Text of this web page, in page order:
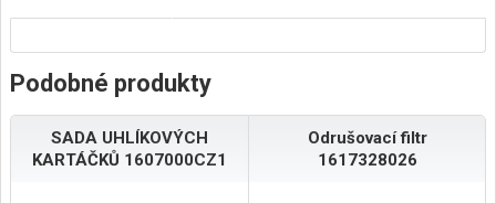
Podobné produkty
SADA UHLÍKOVÝCH
KARTÁČKŮ 1607000CZ1
Odrušovací filtr
1617328026